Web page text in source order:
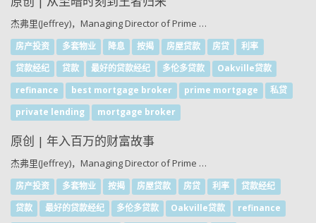
杰弗里(Jeffrey)，Managing Director of Prime …
房产投资 多套物业 降息 按揭 房屋贷款 房贷
利率
贷款经纪
贷款 最好的贷款经纪 多伦多贷款
Oakville贷款
refinance
best mortgage broker prime mortgage
私贷
private lending
mortgage broker
原创 | 年入百万的财富故事
杰弗里(Jeffrey)，Managing Director of Prime …
房产投资 多套物业 按揭 房屋贷款 房贷 利率
贷款经纪
贷款
最好的贷款经纪 多伦多贷款 Oakville贷款
refinance